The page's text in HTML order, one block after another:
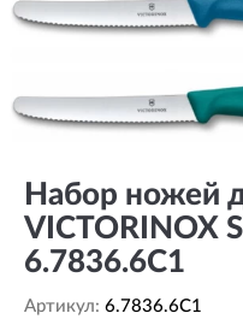
Набор ножей
VICTORINOX
6.7836.6C1
Артикул: 6.7836.6C1